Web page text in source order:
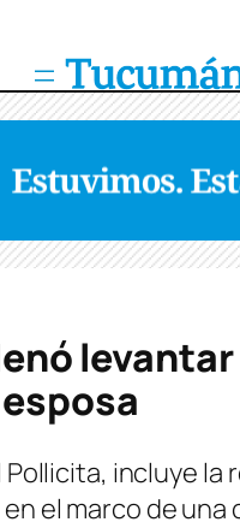
incluye
el marco de